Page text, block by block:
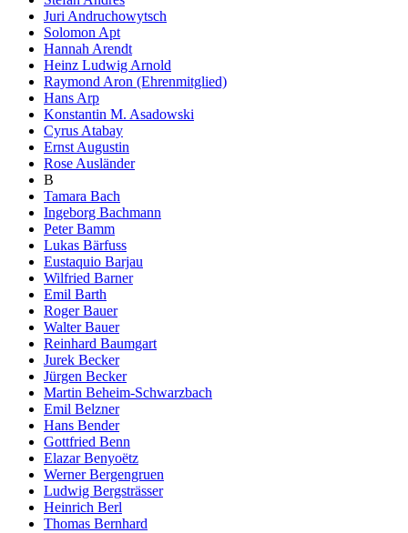
Juri Andruchowytsch
Solomon Apt
Hannah Arendt
Heinz Ludwig Arnold
Raymond Aron (Ehrenmitglied)
Hans Arp
Konstantin M. Asadowski
Cyrus Atabay
Ernst Augustin
Rose Ausländer
B
Tamara Bach
Ingeborg Bachmann
Peter Bamm
Lukas Bärfuss
Eustaquio Barjau
Wilfried Barner
Emil Barth
Roger Bauer
Walter Bauer
Reinhard Baumgart
Jurek Becker
Jürgen Becker
Martin Beheim-Schwarzbach
Emil Belzner
Hans Bender
Gottfried Benn
Elazar Benyoëtz
Werner Bergengruen
Ludwig Bergsträsser
Heinrich Berl
Thomas Bernhard